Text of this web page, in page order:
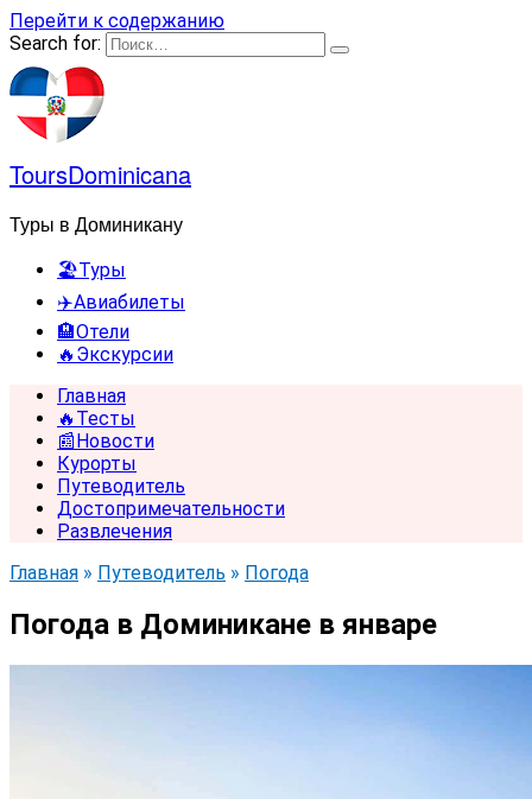
Перейти к содержанию
Search for:
ToursDominicana
Туры в Доминикану
🏖️Туры
✈️Авиабилеты
🏨Отели
🔥Экскурсии
Главная
🔥Тесты
📰Новости
Курорты
Путеводитель
Достопримечательности
Развлечения
Главная » Путеводитель » Погода
Погода в Доминикане в январе